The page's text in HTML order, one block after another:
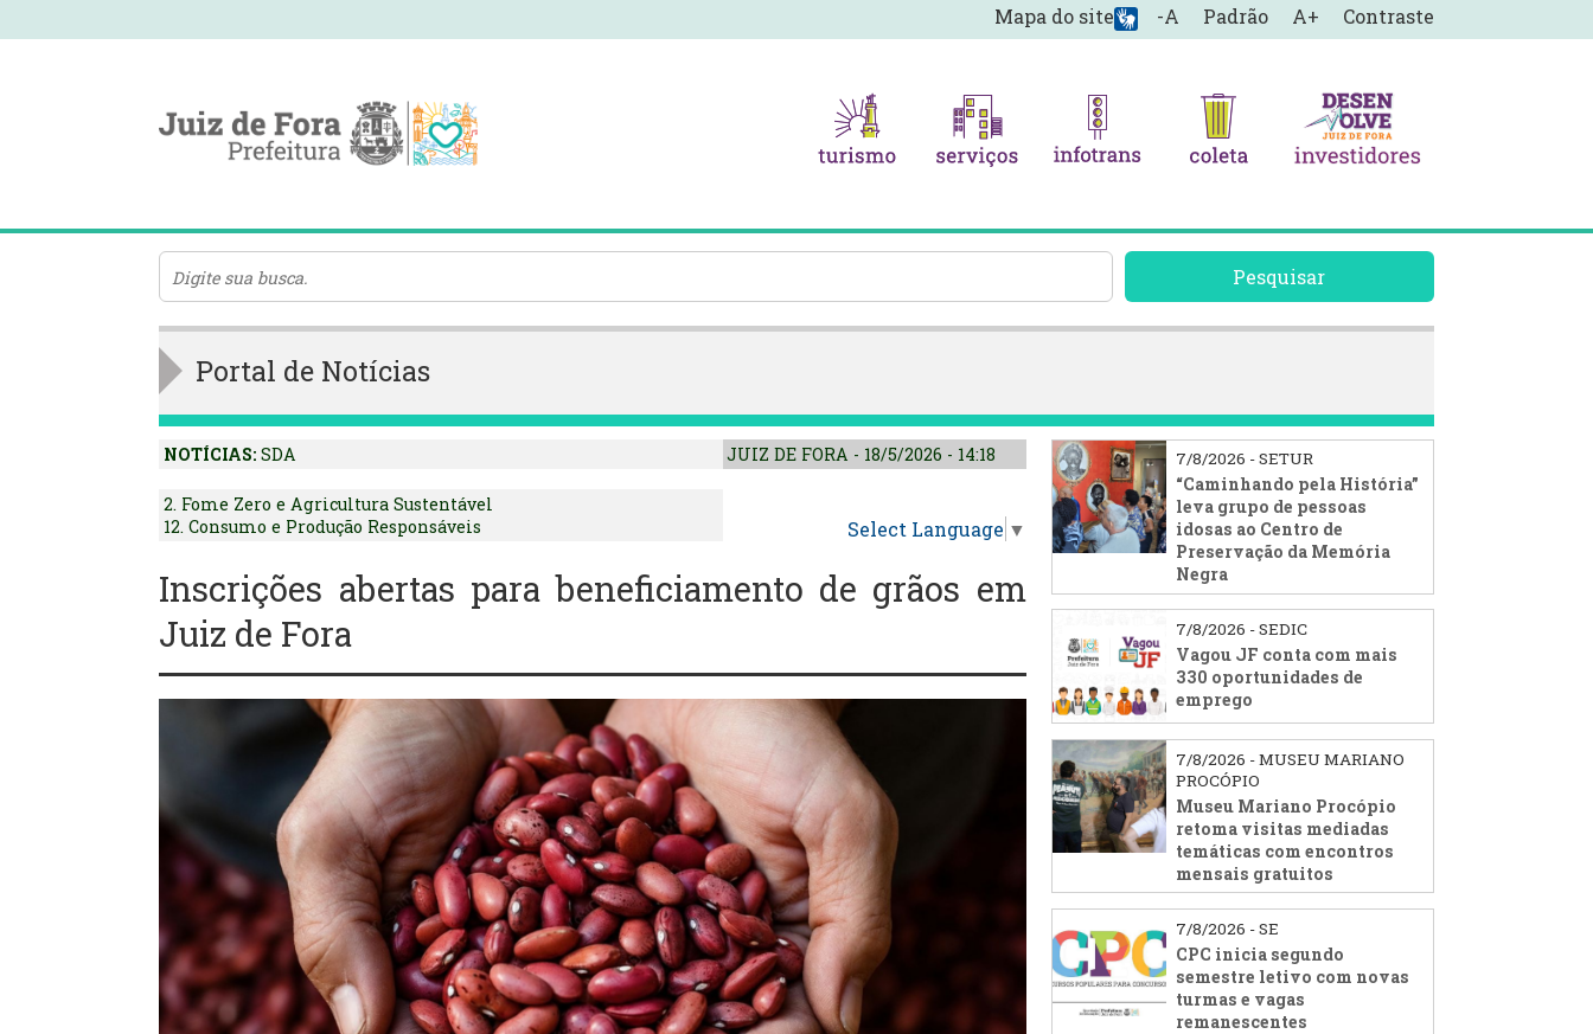
-A Padrão A+ Contraste
Mapa do site
Pesquisar
Portal de Notícias
NOTÍCIAS: SDA JUIZ DE FORA - 18/5/2026 - 14:18
2. Fome Zero e Agricultura Sustentável
12. Consumo e Produção Responsáveis
Select Language ▼
Inscrições abertas para beneficiamento de grãos em
Juiz de Fora
7/8/2026 - SETUR
“Caminhando pela História”
leva grupo de pessoas
idosas ao Centro de
Preservação da Memória
Negra
7/8/2026 - SEDIC
Vagou JF conta com mais
330 oportunidades de
emprego
7/8/2026 - MUSEU MARIANO
PROCÓPIO
Museu Mariano Procópio
retoma visitas mediadas
temáticas com encontros
mensais gratuitos
7/8/2026 - SE
CPC inicia segundo
semestre letivo com novas
turmas e vagas
remanescentes